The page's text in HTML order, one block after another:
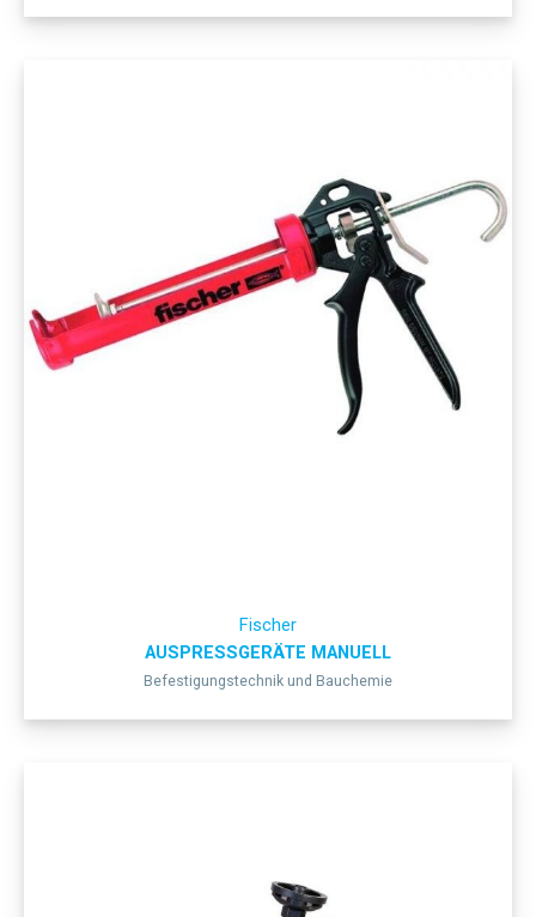
Fischer
AUSPRESSGERÄTE MANUELL
Befestigungstechnik und Bauchemie